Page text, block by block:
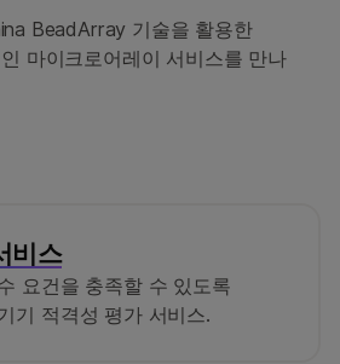
BeadArray 기술을 활용한
마이크로어레이 서비스를 만나
비스
요건을 충족할 수 있도록
기 적격성 평가 서비스.